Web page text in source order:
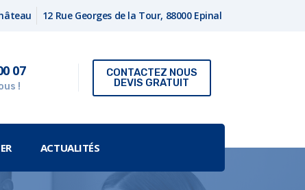
12 Rue Georges de la Tour, 88000 Epinal
07
!
CONTACTEZ NOUS
DEVIS GRATUIT
ACTUALITÉS